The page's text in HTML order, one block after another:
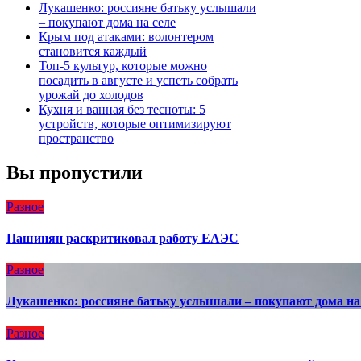
Лукашенко: россияне батьку услышали
– покупают дома на селе
Крым под атаками: волонтером
становится каждый
Топ-5 культур, которые можно
посадить в августе и успеть собрать
урожай до холодов
Кухня и ванная без тесноты: 5
устройств, которые оптимизируют
пространство
Вы пропустили
Разное
Пашинян раскритиковал работу ЕАЭС
Разное
Лукашенко: россияне батьку услышали – покупают дома на
Разное